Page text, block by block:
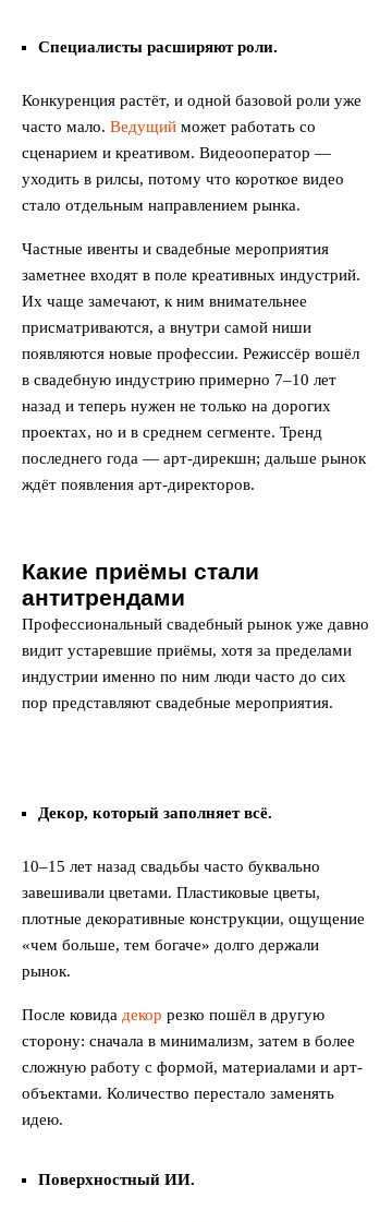
Специалисты расширяют роли.
Конкуренция растёт, и одной базовой роли уже
часто мало. Ведущий может работать со
сценарием и креативом. Видеооператор —
уходить в рилсы, потому что короткое видео
стало отдельным направлением рынка.
Частные ивенты и свадебные мероприятия
заметнее входят в поле креативных индустрий.
Их чаще замечают, к ним внимательнее
присматриваются, а внутри самой ниши
появляются новые профессии. Режиссёр вошёл
в свадебную индустрию примерно 7–10 лет
назад и теперь нужен не только на дорогих
проектах, но и в среднем сегменте. Тренд
последнего года — арт-дирекшн; дальше рынок
ждёт появления арт-директоров.
Какие приёмы стали
антитрендами
Профессиональный свадебный рынок уже давно
видит устаревшие приёмы, хотя за пределами
индустрии именно по ним люди часто до сих
пор представляют свадебные мероприятия.
Декор, который заполняет всё.
10–15 лет назад свадьбы часто буквально
завешивали цветами. Пластиковые цветы,
плотные декоративные конструкции, ощущение
«чем больше, тем богаче» долго держали
рынок.
После ковида декор резко пошёл в другую
сторону: сначала в минимализм, затем в более
сложную работу с формой, материалами и арт-
объектами. Количество перестало заменять
идею.
Поверхностный ИИ.